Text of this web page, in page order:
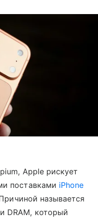
Apple рискует
поставками iPhone
называется
DRAM, который